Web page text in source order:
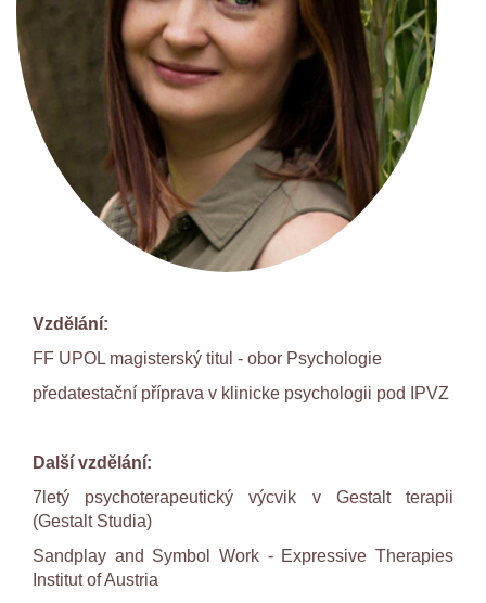
Vzdělání:
FF UPOL magisterský titul - obor Psychologie
předatestační příprava v klinicke psychologii pod IPVZ
Další vzdělání:
7letý psychoterapeutický výcvik v Gestalt terapii
(Gestalt Studia)
Sandplay and Symbol Work - Expressive Therapies
Institut of Austria